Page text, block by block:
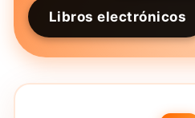
Libros electrónicos